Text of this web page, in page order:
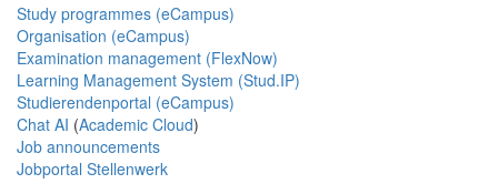
Study programmes (eCampus)
Organisation (eCampus)
Examination management (FlexNow)
Learning Management System (Stud.IP)
Studierendenportal (eCampus)
Chat AI (Academic Cloud)
Job announcements
Jobportal Stellenwerk